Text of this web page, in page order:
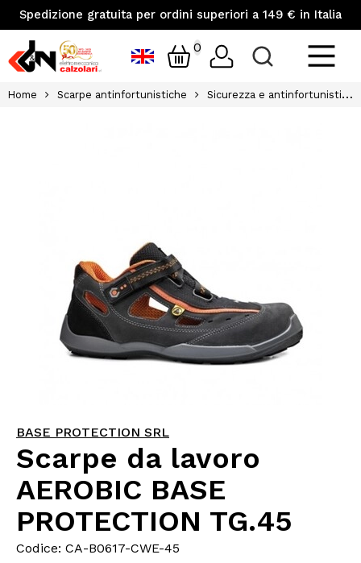
Spedizione gratuita per ordini superiori a 149 € in Italia
0
Home Scarpe antinfortunistiche Sicurezza e antinfortunistica
BASE PROTECTION SRL
Scarpe da lavoro
AEROBIC BASE
PROTECTION TG.45
Codice: CA-B0617-CWE-45